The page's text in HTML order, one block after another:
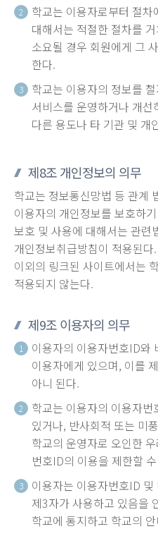
2
학교는 이용자로부터 절
대해서는 적절한 절차를
소요될 경우 회원에게 그
한다.
3
학교는 이용자의 정보를
서비스를 운영하거나 개
다른 용도나 타 기관 및 개
제8조 개인정보의 의무
학교는 정보통신망법 등 관계
이용자의 개인정보를 보호하
보호 및 사용에 대해서는 관련
개인정보취급방침이 적용된
이외의 링크된 사이트에서는
적용되지 않는다.
제9조 이용자의 의무
1
이용자의 이용자번호ID와
이용자에게 있으며, 이를
아니 된다.
2
학교는 이용자의 이용자
있거나, 반사회적 또는 미
학교의 운영자로 오인한
번호ID의 이용을 제한할
3
이용자는 이용자번호ID
제3자가 사용하고 있음을
학교에 통지하고 학교의